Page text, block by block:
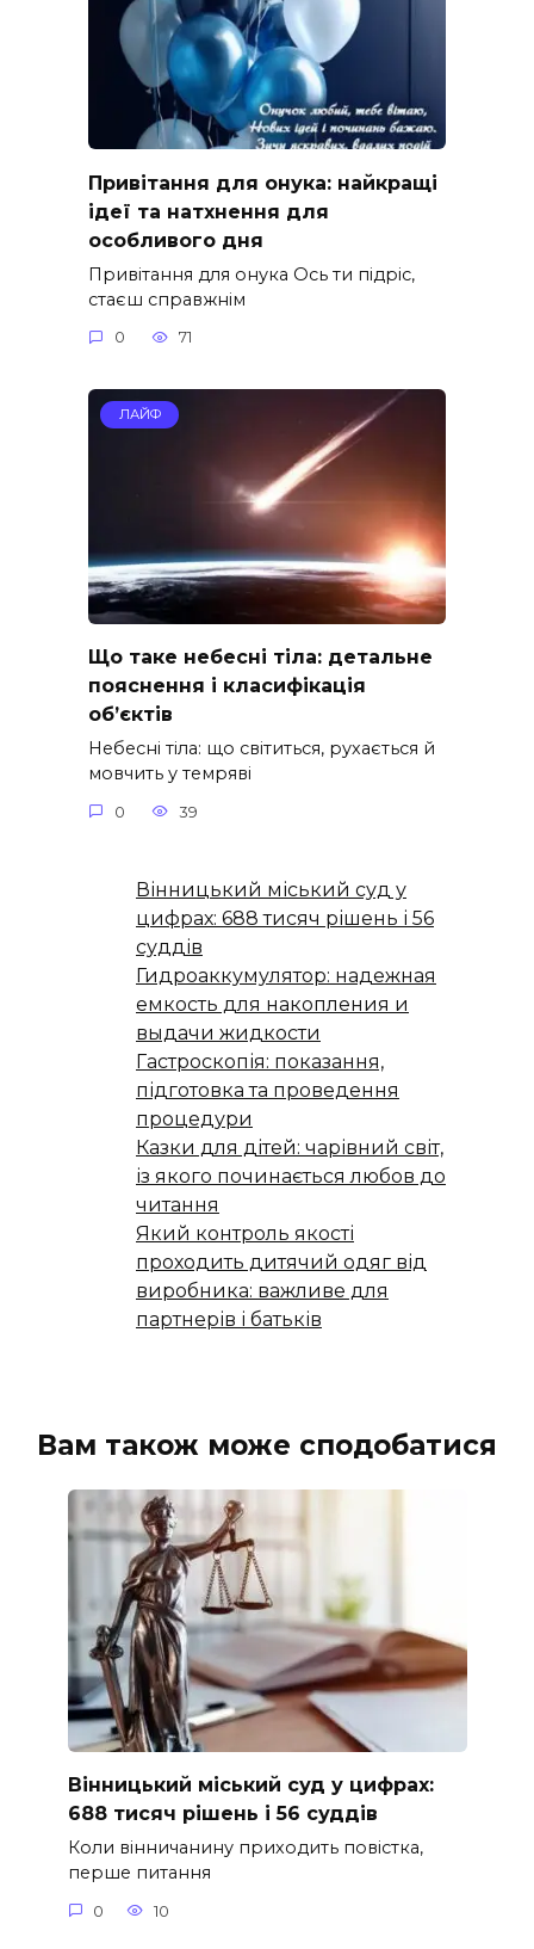
Привітання для онука: найкращі
ідеї та натхнення для
особливого дня
Привітання для онука Ось ти підріс,
стаєш справжнім
0 71
ЛАЙФ
Що таке небесні тіла: детальне
пояснення і класифікація
об’єктів
Небесні тіла: що світиться, рухається й
мовчить у темряві
0 39
Вінницький міський суд у
цифрах: 688 тисяч рішень і 56
суддів
Гидроаккумулятор: надежная
емкость для накопления и
выдачи жидкости
Гастроскопія: показання,
підготовка та проведення
процедури
Казки для дітей: чарівний світ,
із якого починається любов до
читання
Який контроль якості
проходить дитячий одяг від
виробника: важливе для
партнерів і батьків
Вам також може сподобатися
Вінницький міський суд у цифрах:
688 тисяч рішень і 56 суддів
Коли вінничанину приходить повістка,
перше питання
0 10